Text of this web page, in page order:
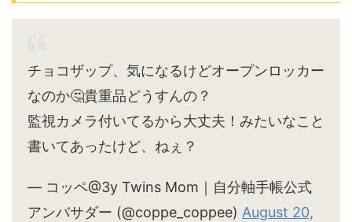
チョコザップ、気になるけどオープンロッカー
なのか🤔貴重品どうすんの？
監視カメラ付いてるから大丈夫！みたいなこと
書いてあったけど、ねぇ？
— コッペ@3y Twins Mom｜自分軸手帳公式
アンバサダー (@coppe_coppee) August 20,